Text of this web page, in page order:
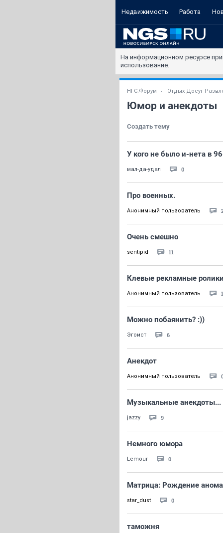
Недвижимость Работа
На информационном ресурсе
использование.
НГС.Форум Отдых Досуг
Юмор и анекдоты
Создать тему
У кого не было и-нета в
мал-да-удал 0
Про военных.
Анонимный пользователь
Очень смешно
sentipid 11
Клевые рекламные ролики
Анонимный пользователь
Можно побаянить? :))
Эгоист 6
Анекдот
Анонимный пользователь
Музыкальные анекдоты...
jazzy 9
Немного юмора
Lemour 0
Матрица: Рождение
star_dust 0
таможня